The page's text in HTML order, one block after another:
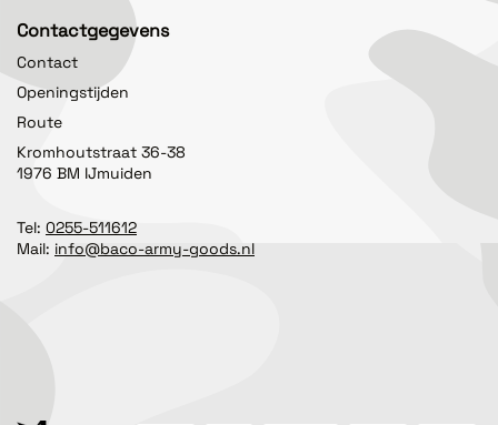
Contactgegevens
Contact
Openingstijden
Route
Kromhoutstraat 36-38
1976 BM IJmuiden
Tel: 0255-511612
Mail: info@baco-army-goods.nl